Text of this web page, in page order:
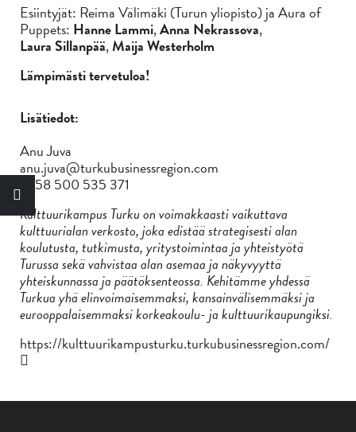
Esiintyjät: Reima Välimäki (Turun yliopisto) ja Aura of
Puppets: Hanne Lammi,Anna Nekrassova,
Laura Sillanpää,Maija Westerholm
Lämpimästi tervetuloa!
Lisätiedot:
Anu Juva
anu.juva@turkubusinessregion.com
+358 500 535 371
Kulttuurikampus Turku on voimakkaasti vaikuttava
kulttuurialan verkosto, joka edistää strategisesti alan
koulutusta, tutkimusta, yritystoimintaa ja yhteistyötä
Turussa sekä vahvistaa alan asemaa ja näkyvyyttä
yhteiskunnassa ja päätöksenteossa. Kehitämme yhdessä
Turkua yhä elinvoimaisemmaksi, kansainvälisemmäksi ja
eurooppalaisemmaksi korkeakoulu- ja kulttuurikaupungiksi.
https://kulttuurikampusturku.turkubusinessregion.com/